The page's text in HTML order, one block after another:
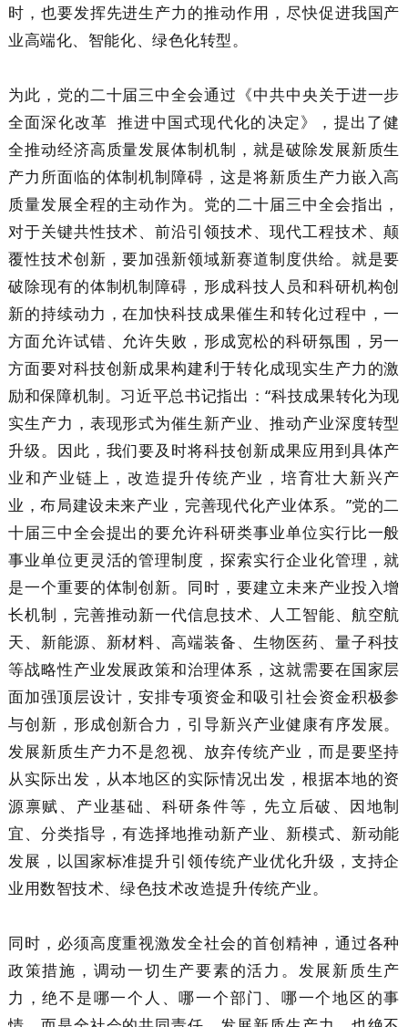
时，也要发挥先进生产力的推动作用，尽快促进我国产
业高端化、智能化、绿色化转型。
为此，党的二十届三中全会通过《中共中央关于进一步
全面深化改革 推进中国式现代化的决定》，提出了健
全推动经济高质量发展体制机制，就是破除发展新质生
产力所面临的体制机制障碍，这是将新质生产力嵌入高
质量发展全程的主动作为。党的二十届三中全会指出，
对于关键共性技术、前沿引领技术、现代工程技术、颠
覆性技术创新，要加强新领域新赛道制度供给。就是要
破除现有的体制机制障碍，形成科技人员和科研机构创
新的持续动力，在加快科技成果催生和转化过程中，一
方面允许试错、允许失败，形成宽松的科研氛围，另一
方面要对科技创新成果构建利于转化成现实生产力的激
励和保障机制。习近平总书记指出：“科技成果转化为现
实生产力，表现形式为催生新产业、推动产业深度转型
升级。因此，我们要及时将科技创新成果应用到具体产
业和产业链上，改造提升传统产业，培育壮大新兴产
业，布局建设未来产业，完善现代化产业体系。”党的二
十届三中全会提出的要允许科研类事业单位实行比一般
事业单位更灵活的管理制度，探索实行企业化管理，就
是一个重要的体制创新。同时，要建立未来产业投入增
长机制，完善推动新一代信息技术、人工智能、航空航
天、新能源、新材料、高端装备、生物医药、量子科技
等战略性产业发展政策和治理体系，这就需要在国家层
面加强顶层设计，安排专项资金和吸引社会资金积极参
与创新，形成创新合力，引导新兴产业健康有序发展。
发展新质生产力不是忽视、放弃传统产业，而是要坚持
从实际出发，从本地区的实际情况出发，根据本地的资
源禀赋、产业基础、科研条件等，先立后破、因地制
宜、分类指导，有选择地推动新产业、新模式、新动能
发展，以国家标准提升引领传统产业优化升级，支持企
业用数智技术、绿色技术改造提升传统产业。
同时，必须高度重视激发全社会的首创精神，通过各种
政策措施，调动一切生产要素的活力。发展新质生产
力，绝不是哪一个人、哪一个部门、哪一个地区的事